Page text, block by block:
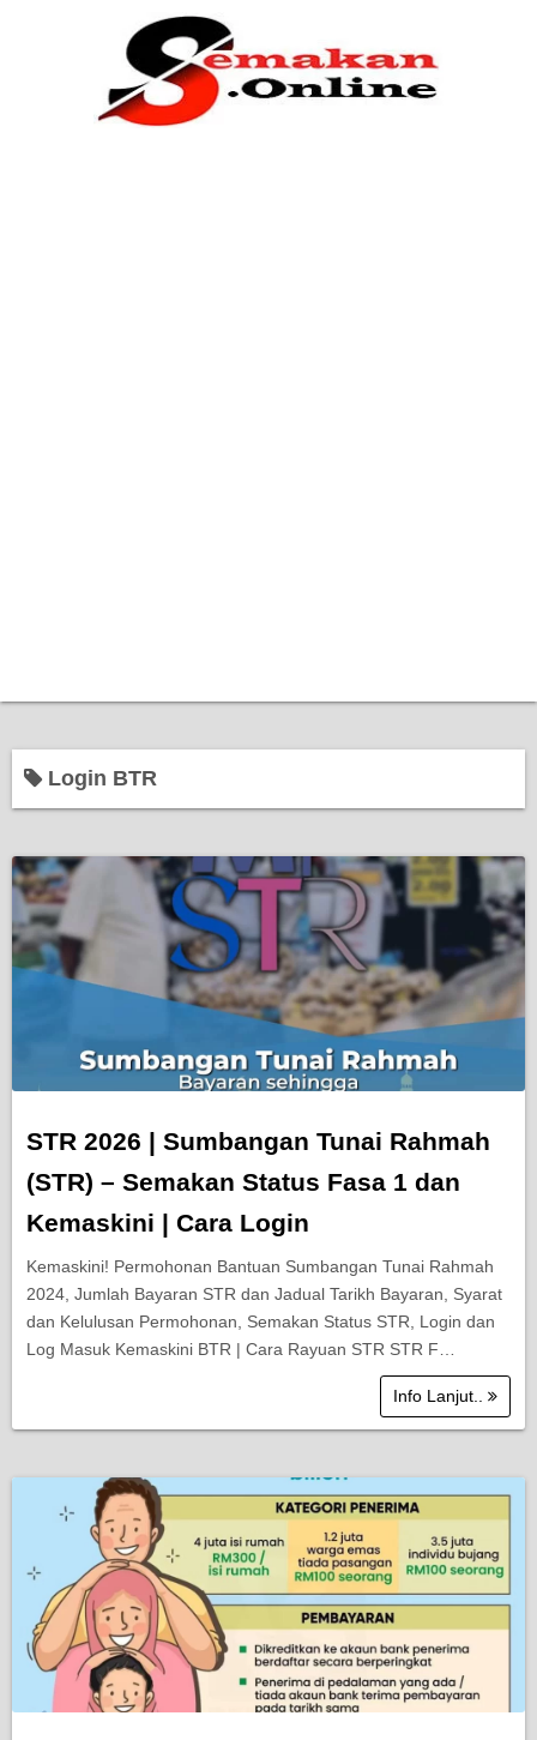
Login BTR
STR 2026 | Sumbangan Tunai Rahmah
(STR) – Semakan Status Fasa 1 dan
Kemaskini | Cara Login
Kemaskini! Permohonan Bantuan Sumbangan Tunai Rahmah
2024, Jumlah Bayaran STR dan Jadual Tarikh Bayaran, Syarat
dan Kelulusan Permohonan, Semakan Status STR, Login dan
Log Masuk Kemaskini BTR | Cara Rayuan STR STR F…
Info Lanjut..